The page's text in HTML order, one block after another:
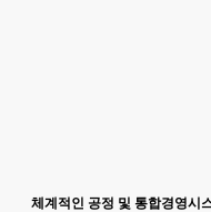
체계적인 공정 및 통합경영시